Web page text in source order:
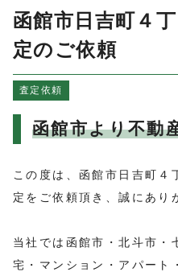
不動産
お
プライバ
函館市日吉町４
定のご依頼
査定依頼
函館市より不動
この度は、函館市日吉町４
定をご依頼頂き、誠にあり
当社では函館市・北斗市・
宅・マンション・アパート